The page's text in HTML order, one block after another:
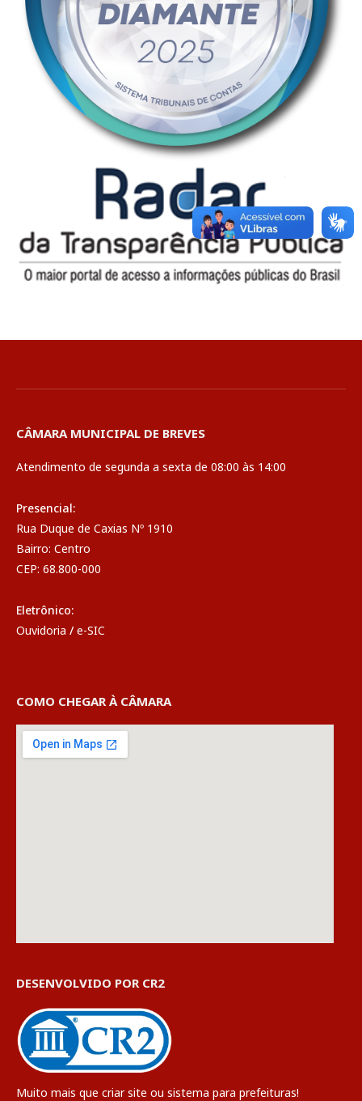
CÂMARA MUNICIPAL DE BREVES
Atendimento de segunda a sexta de 08:00 às 14:00
Presencial:
Rua Duque de Caxias Nº 1910
Bairro: Centro
CEP: 68.800-000
Eletrônico:
Ouvidoria / e-SIC
COMO CHEGAR À CÂMARA
DESENVOLVIDO POR CR2
Muito mais que criar site ou sistema para prefeituras!